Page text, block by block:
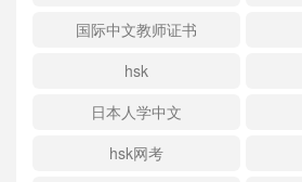
国际中文教师证书
hsk
日本人学中文
hsk网考